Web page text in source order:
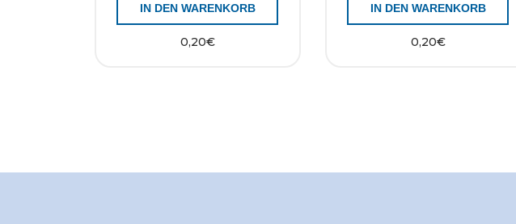
0,20€
IN DEN WARENKORB
0,20€
IN DEN WARENKORB